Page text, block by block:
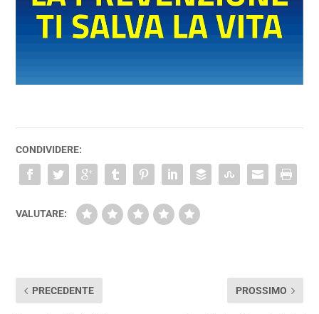
CONDIVIDERE:
VALUTARE:
PRECEDENTE PROSSIMO